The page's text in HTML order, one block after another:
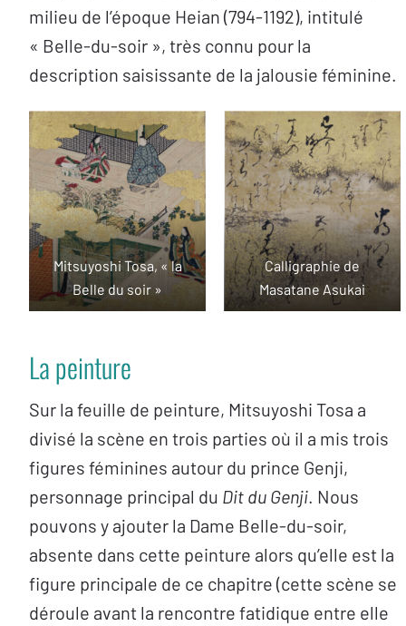
milieu de l’époque Heian (794-1192), intitulé
« Belle-du-soir », très connu pour la
description saisissante de la jalousie féminine.
Mitsuyoshi Tosa, « la
Belle du soir »
Calligraphie de
Masatane Asukai
La peinture
Sur la feuille de peinture, Mitsuyoshi Tosa a
divisé la scène en trois parties où il a mis trois
figures féminines autour du prince Genji,
personnage principal du Dit du Genji. Nous
pouvons y ajouter la Dame Belle-du-soir,
absente dans cette peinture alors qu’elle est la
figure principale de ce chapitre (cette scène se
déroule avant la rencontre fatidique entre elle